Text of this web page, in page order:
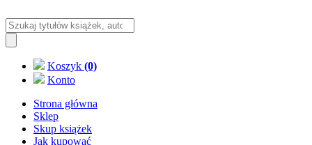
Wyszukiwarka
produktów
Koszyk (0)
Konto
Strona główna
Sklep
Skup książek
Jak kupować